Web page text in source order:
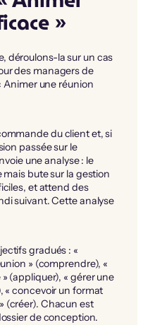
»
déroulons-la sur un cas
des managers de
Animer une réunion
du client et, si
passée sur le
une analyse : le
bute sur la gestion
et attend des
suivant. Cette analyse
gradués : «
» (comprendre), «
(appliquer), « gérer une
« concevoir un format
(créer). Chacun est
de conception.